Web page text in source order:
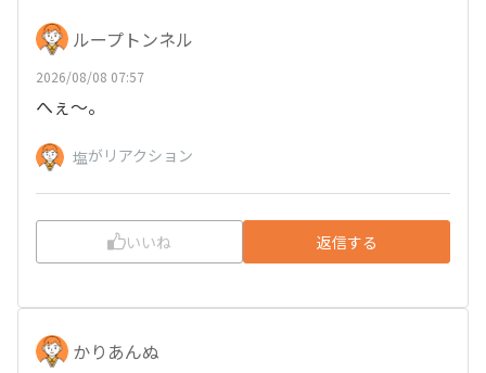
ループトンネル
2026/08/08 07:57
へぇ～。
塩がリアクション
いいね 返信する
かりあんぬ